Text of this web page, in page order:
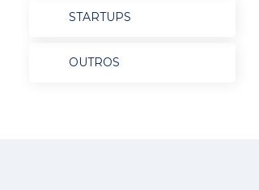
STARTUPS
OUTROS